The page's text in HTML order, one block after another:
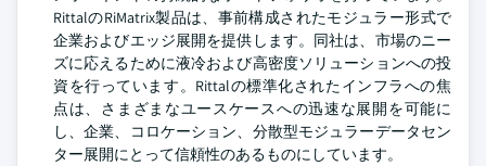
RittalのRiMatrix製品は、事前構成されたモジュラー形式で
企業およびエッジ展開を提供します。同社は、市場のニー
ズに応えるために液冷および高密度ソリューションへの投
資を行っています。Rittalの標準化されたインフラへの焦
点は、さまざまなユースケースへの迅速な展開を可能に
し、企業、コロケーション、分散型モジュラーデータセン
ター展開にとって信頼性のあるものにしています。